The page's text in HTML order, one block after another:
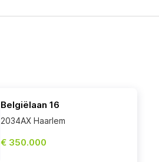
Belgiëlaan 16
2034AX Haarlem
€ 350.000